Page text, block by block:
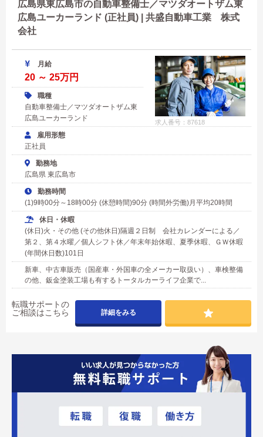
広島県東広島市の自動車整備士／マツダオートザム東
広島ユーカーランド (正社員) | 共盛自動車工業 株式
会社
求人番号：87618
月給
20 ～ 25万円
職種
自動車整備士／マツダオートザム東
広島ユーカーランド
雇用形態
正社員
勤務地
広島県 東広島市
勤務時間
(1)9時00分～18時00分 (休憩時間)90分 (時間外労働)月平均20時間
休日・休暇
(休日)火・その他 (その他休日)隔週２日制 会社カレンダーによる／
第２、第４水曜／個人シフト休／年末年始休暇、夏季休暇、ＧＷ休暇
(年間休日数)101日
新車、中古車販売（国産車・外国車の全メーカー取扱い）、車検整備
の他、鈑金塗装工場も有するトータルカーライフ企業で...
転職サポートの
ご相談はこちら
詳細をみる